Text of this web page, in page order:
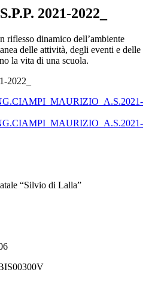
2021-2022_
riflesso dinamico dell’ambiente
delle attività, degli eventi e delle
la vita di una scuola.
2022_
“Silvio di Lalla”